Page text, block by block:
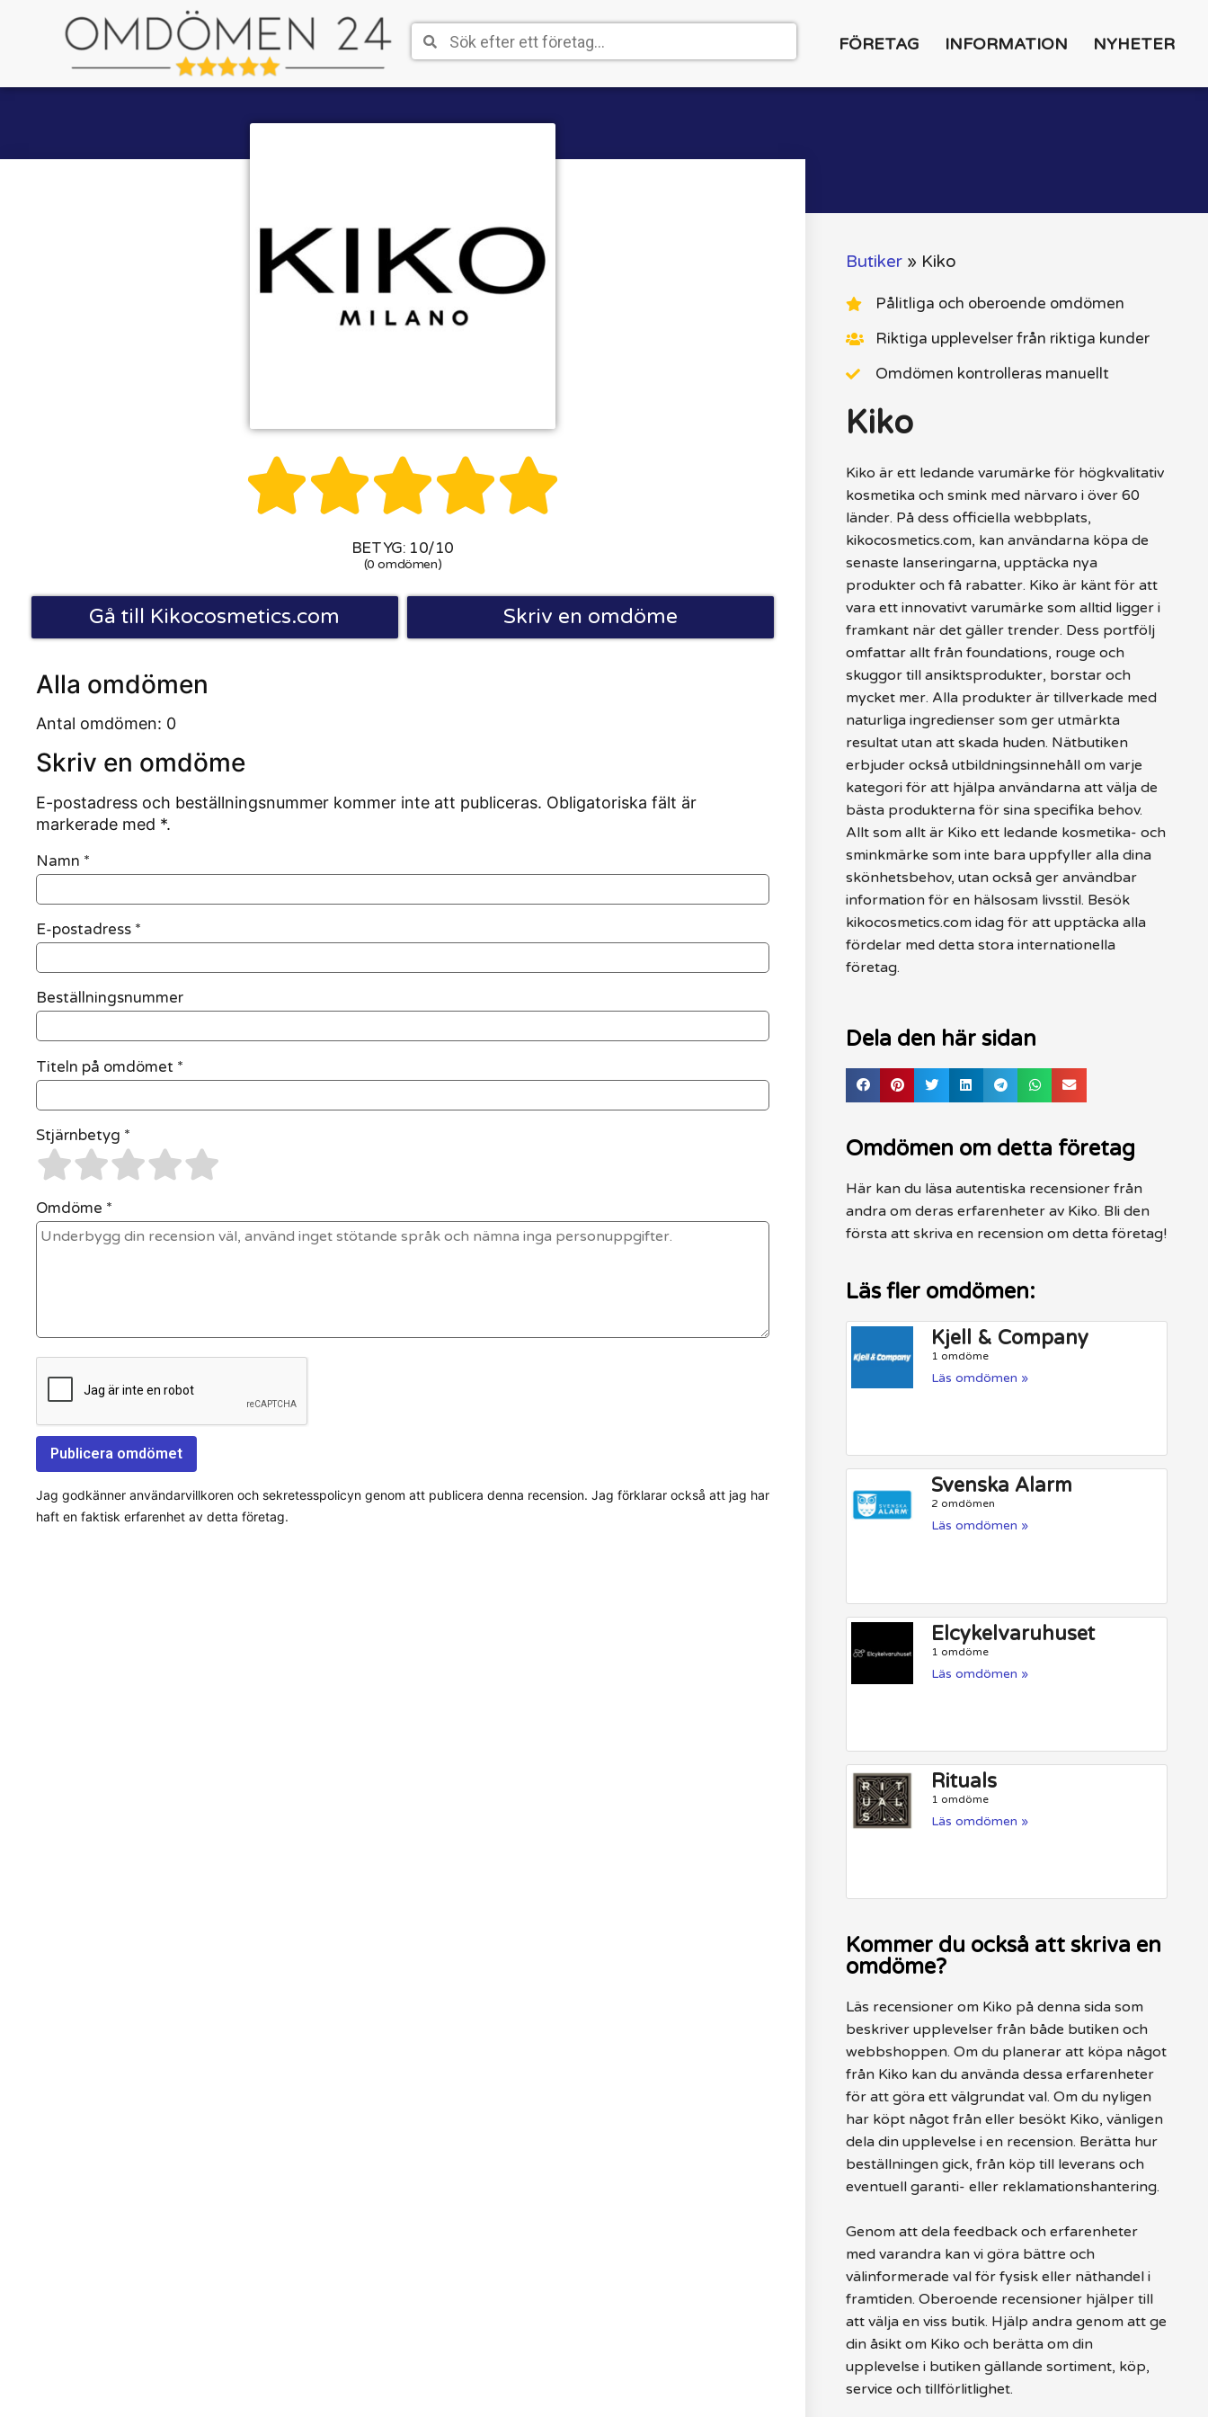
FÖRETAG INFORMATION NYHETER

BETYG: 10/10
(0 omdömen)
Gå till Kikocosmetics.com Skriv en omdöme
Alla omdömen
Antal omdömen: 0
Skriv en omdöme
E-postadress och beställningsnummer kommer inte att publiceras. Obligatoriska fält är
markerade med *.
Namn *
E-postadress *
Beställningsnummer
Titeln på omdömet *
Stjärnbetyg *
Omdöme *
Jag godkänner användarvillkoren och sekretesspolicyn genom att publicera denna recension. Jag förklarar också att jag har
haft en faktisk erfarenhet av detta företag.
Butiker» Kiko
Pålitliga och oberoende omdömen
Riktiga upplevelser från riktiga kunder
Omdömen kontrolleras manuellt
Kiko
Kiko är ett ledande varumärke för högkvalitativ
kosmetika och smink med närvaro i över 60
länder. På dess officiella webbplats,
kikocosmetics.com, kan användarna köpa de
senaste lanseringarna, upptäcka nya
produkter och få rabatter. Kiko är känt för att
vara ett innovativt varumärke som alltid ligger i
framkant när det gäller trender. Dess portfölj
omfattar allt från foundations, rouge och
skuggor till ansiktsprodukter, borstar och
mycket mer. Alla produkter är tillverkade med
naturliga ingredienser som ger utmärkta
resultat utan att skada huden. Nätbutiken
erbjuder också utbildningsinnehåll om varje
kategori för att hjälpa användarna att välja de
bästa produkterna för sina specifika behov.
Allt som allt är Kiko ett ledande kosmetika- och
sminkmärke som inte bara uppfyller alla dina
skönhetsbehov, utan också ger användbar
information för en hälsosam livsstil. Besök
kikocosmetics.com idag för att upptäcka alla
fördelar med detta stora internationella
företag.
Dela den här sidan
Omdömen om detta företag
Här kan du läsa autentiska recensioner från
andra om deras erfarenheter av Kiko. Bli den
första att skriva en recension om detta företag!
Läs fler omdömen:
Kjell & Company
1 omdöme
Läs omdömen »
Svenska Alarm
2 omdömen
Läs omdömen »
Elcykelvaruhuset
1 omdöme
Läs omdömen »
Rituals
1 omdöme
Läs omdömen »
Kommer du också att skriva en
omdöme?
Läs recensioner om Kiko på denna sida som
beskriver upplevelser från både butiken och
webbshoppen. Om du planerar att köpa något
från Kiko kan du använda dessa erfarenheter
för att göra ett välgrundat val. Om du nyligen
har köpt något från eller besökt Kiko, vänligen
dela din upplevelse i en recension. Berätta hur
beställningen gick, från köp till leverans och
eventuell garanti- eller reklamationshantering.
Genom att dela feedback och erfarenheter
med varandra kan vi göra bättre och
välinformerade val för fysisk eller näthandel i
framtiden. Oberoende recensioner hjälper till
att välja en viss butik. Hjälp andra genom att ge
din åsikt om Kiko och berätta om din
upplevelse i butiken gällande sortiment, köp,
service och tillförlitlighet.